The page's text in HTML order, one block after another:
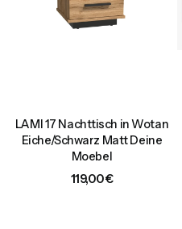
LAMI 17 Nachttisch in Wotan
Eiche/Schwarz Matt Deine
Moebel
Preis
119,00 €